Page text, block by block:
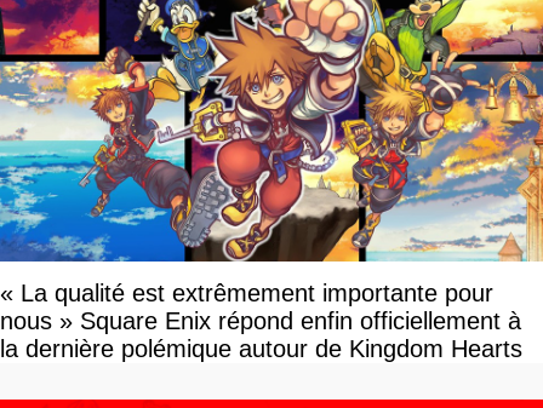
« La qualité est extrêmement importante pour
nous » Square Enix répond enfin officiellement à
la dernière polémique autour de Kingdom Hearts